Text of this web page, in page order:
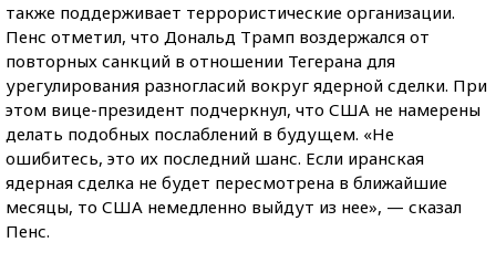
также поддерживает террористические организации.
Пенс отметил, что Дональд Трамп воздержался от
повторных санкций в отношении Тегерана для
урегулирования разногласий вокруг ядерной сделки. При
этом вице-президент подчеркнул, что США не намерены
делать подобных послаблений в будущем. «Не
ошибитесь, это их последний шанс. Если иранская
ядерная сделка не будет пересмотрена в ближайшие
месяцы, то США немедленно выйдут из нее», — сказал
Пенс.